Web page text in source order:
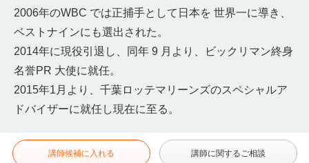
2006年のWBC では正捕手として日本を 世界一に導き、
ベストナインにも選出された。
2014年に現役引退し、同年 9 月より、ビックリマン終身
名誉PR 大使に就任。
2015年1月より、千葉ロッテマリーンズのスペシャルア
ドバイザーに就任し現在に至る。
講師候補に入れる 講師に関するご相談